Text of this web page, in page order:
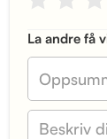
La andre få